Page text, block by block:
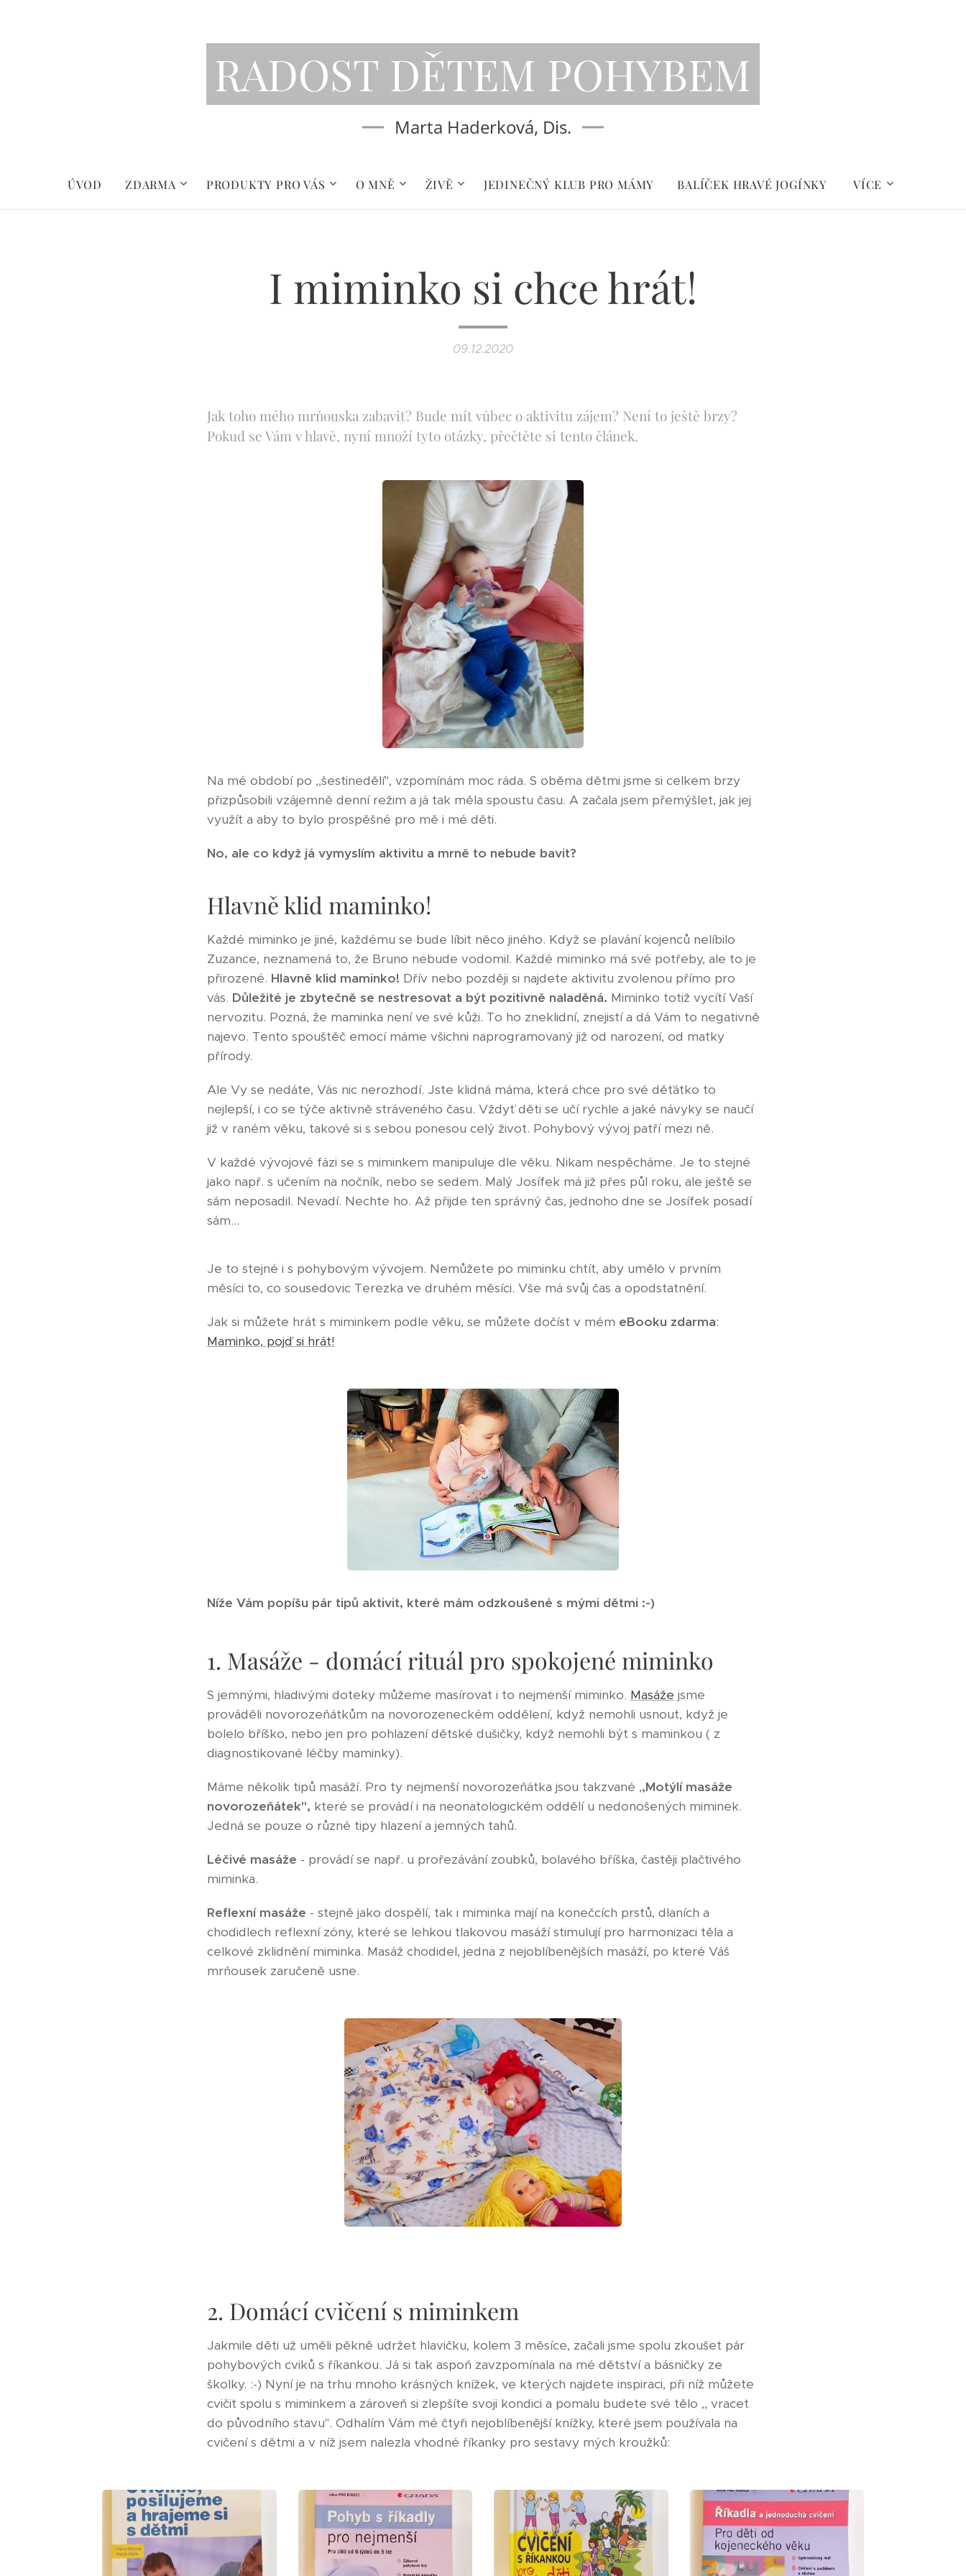
RADOST DĚTEM POHYBEM
Marta Haderková, Dis.
ÚVOD ZDARMA PRODUKTY PRO VÁS O MNĚ ŽIVĚ JEDINEČNÝ KLUB PRO MÁMY BALÍČEK HRAVÉ JOGÍNKY VÍCE
I miminko si chce hrát!
09.12.2020
Jak toho mého mrňouska zabavit? Bude mít vůbec o aktivitu zájem? Není to ještě brzy?
Pokud se Vám v hlavě, nyní množí tyto otázky, přečtěte si tento článek.
Na mé období po ,,šestinedělí", vzpomínám moc ráda. S oběma dětmi jsme si celkem brzy
přizpůsobili vzájemně denní režim a já tak měla spoustu času. A začala jsem přemýšlet, jak jej
využít a aby to bylo prospěšné pro mě i mé děti.
No, ale co když já vymyslím aktivitu a mrně to nebude bavit?
Hlavně klid maminko!
Každé miminko je jiné, každému se bude líbit něco jiného. Když se plavání kojenců nelíbilo
Zuzance, neznamená to, že Bruno nebude vodomil. Každé miminko má své potřeby, ale to je
přirozené. Hlavně klid maminko! Dřív nebo později si najdete aktivitu zvolenou přímo pro
vás. Důležité je zbytečně se nestresovat a být pozitivně naladěná. Miminko totiž vycítí Vaší
nervozitu. Pozná, že maminka není ve své kůži. To ho zneklidní, znejistí a dá Vám to negativně
najevo. Tento spouštěč emocí máme všichni naprogramovaný již od narození, od matky
přírody.
Ale Vy se nedáte, Vás nic nerozhodí. Jste klidná máma, která chce pro své děťátko to
nejlepší, i co se týče aktivně stráveného času. Vždyť děti se učí rychle a jaké návyky se naučí
již v raném věku, takové si s sebou ponesou celý život. Pohybový vývoj patří mezi ně.
V každé vývojové fázi se s miminkem manipuluje dle věku. Nikam nespěcháme. Je to stejné
jako např. s učením na nočník, nebo se sedem. Malý Josífek má již přes půl roku, ale ještě se
sám neposadil. Nevadí. Nechte ho. Až přijde ten správný čas, jednoho dne se Josífek posadí
sám...
Je to stejné i s pohybovým vývojem. Nemůžete po miminku chtít, aby umělo v prvním
měsíci to, co sousedovic Terezka ve druhém měsíci. Vše má svůj čas a opodstatnění.
Jak si můžete hrát s miminkem podle věku, se můžete dočíst v mém eBooku zdarma:
Maminko, pojď si hrát!
Níže Vám popíšu pár tipů aktivit, které mám odzkoušené s mými dětmi :-)
1. Masáže - domácí rituál pro spokojené miminko
S jemnými, hladivými doteky můžeme masírovat i to nejmenší miminko. Masáže jsme
prováděli novorozeňátkům na novorozeneckém oddělení, když nemohli usnout, když je
bolelo bříško, nebo jen pro pohlazení dětské dušičky, když nemohli být s maminkou ( z
diagnostikované léčby maminky).
Máme několik tipů masáží. Pro ty nejmenší novorozeňátka jsou takzvané ,,Motýlí masáže
novorozeňátek", které se provádí i na neonatologickém oddělí u nedonošených miminek.
Jedná se pouze o různé tipy hlazení a jemných tahů.
Léčivé masáže - provádí se např. u prořezávání zoubků, bolavého bříška, častěji plačtivého
miminka.
Reflexní masáže - stejně jako dospělí, tak i miminka mají na konečcích prstů, dlaních a
chodidlech reflexní zóny, které se lehkou tlakovou masáží stimulují pro harmonizaci těla a
celkové zklidnění miminka. Masáž chodidel, jedna z nejoblíbenějších masáží, po které Váš
mrňousek zaručeně usne.
2. Domácí cvičení s miminkem
Jakmile děti už uměli pěkně udržet hlavičku, kolem 3 měsíce, začali jsme spolu zkoušet pár
pohybových cviků s říkankou. Já si tak aspoň zavzpomínala na mé dětství a básničky ze
školky. :-) Nyní je na trhu mnoho krásných knížek, ve kterých najdete inspiraci, při níž můžete
cvičit spolu s miminkem a zároveň si zlepšíte svoji kondici a pomalu budete své tělo ,, vracet
do původního stavu". Odhalím Vám mé čtyři nejoblíbenější knížky, které jsem používala na
cvičení s dětmi a v níž jsem nalezla vhodné říkanky pro sestavy mých kroužků: